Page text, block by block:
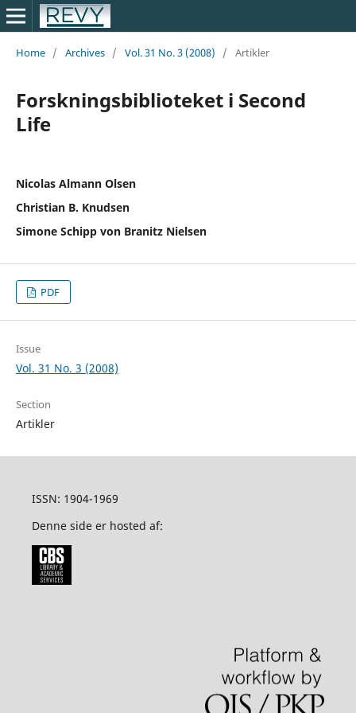
Home / Archives / Vol. 31 No. 3 (2008) / Artikler
Forskningsbiblioteket i Second
Life
Nicolas Almann Olsen
Christian B. Knudsen
Simone Schipp von Branitz Nielsen
PDF
Issue
Vol. 31 No. 3 (2008)
Section
Artikler
ISSN: 1904-1969
Denne side er hosted af: